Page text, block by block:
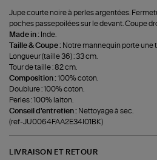
Jupe courte noire à perles argentées.
poches passepoilées sur le devant. Coupe
Made in : Inde.
Taille & Coupe : Notre mannequin porte une
Longueur (taille 36) : 33 cm.
Tour de taille : 82 cm.
Composition :100% coton.
Doublure : 100% coton.
Perles : 100% laiton.
Conseil d'entretien : Nettoyage à sec.
(ref-JU0064FAA2E34I01BK)
LIVRAISON ET RETOUR